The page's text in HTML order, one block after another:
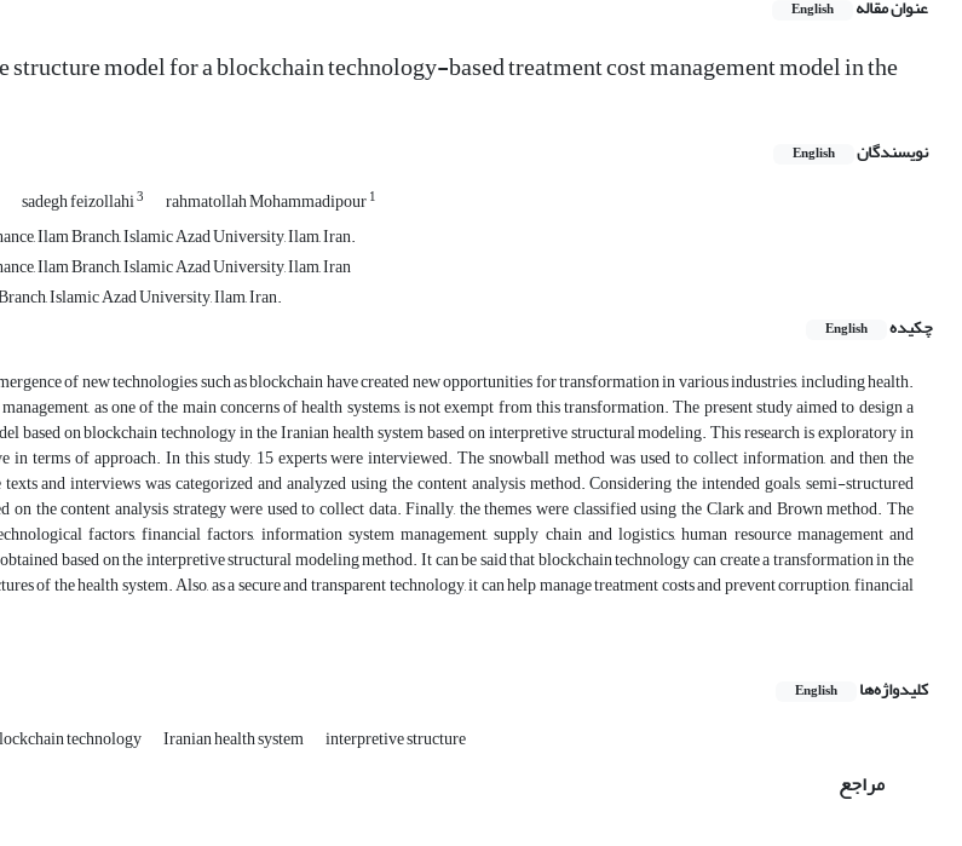
عنوان مقاله English
model for a blockchain technology-based treatment cost management model in the
نویسندگان English
sadegh feizollahi3 rahmatollah Mohammadipour1
Ilam Branch, Islamic Azad University, Ilam, Iran.
Ilam Branch, Islamic Azad University, Ilam, Iran
Islamic Azad University, Ilam, Iran.
چکیده
English
of new technologies such as blockchain have created new opportunities for transformation in various industries, including health.
as one of the main concerns of health systems, is not exempt from this transformation. The present study aimed to design a
based on blockchain technology in the Iranian health system based on interpretive structural modeling. This research is exploratory in
in terms of approach. In this study, 15 experts were interviewed. The snowball method was used to collect information, and then the
and interviews was categorized and analyzed using the content analysis method. Considering the intended goals, semi-structured
on the content analysis strategy were used to collect data. Finally, the themes were classified using the Clark and Brown method. The
factors, financial factors, information system management, supply chain and logistics, human resource management and
based on the interpretive structural modeling method. It can be said that blockchain technology can create a transformation in the
of the health system. Also, as a secure and transparent technology, it can help manage treatment costs and prevent corruption, financial
کلیدواژه‌ها English
technology Iranian health system interpretive structure
مراجع